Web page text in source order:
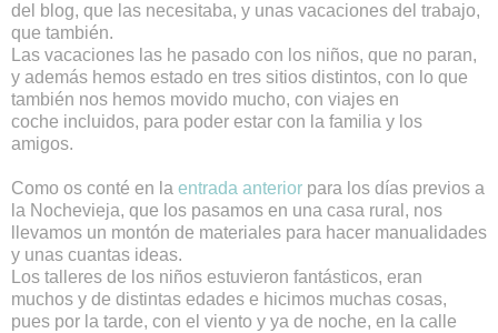
del blog, que las necesitaba, y unas vacaciones del trabajo,
que también.
Las vacaciones las he pasado con los niños, que no paran,
y además hemos estado en tres sitios distintos, con lo que
también nos hemos movido mucho, con viajes en
coche incluidos, para poder estar con la familia y los
amigos.
Como os conté en la entrada anterior para los días previos a
la Nochevieja, que los pasamos en una casa rural, nos
llevamos un montón de materiales para hacer manualidades
y unas cuantas ideas.
Los talleres de los niños estuvieron fantásticos, eran
muchos y de distintas edades e hicimos muchas cosas,
pues por la tarde, con el viento y ya de noche, en la calle